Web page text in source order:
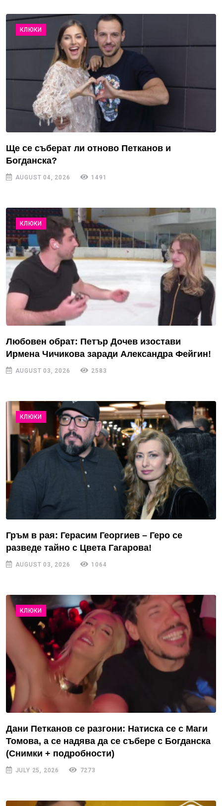
КЛЮКИ
Ще се съберат ли отново Петканов и
Богданска?
AUGUST 04, 2026 1491
КЛЮКИ
Любовен обрат: Петър Дочев изостави
Ирмена Чичикова заради Александра Фейгин!
AUGUST 03, 2026 2583
КЛЮКИ
Гръм в рая: Герасим Георгиев – Геро се
разведе тайно с Цвета Гагарова!
AUGUST 03, 2026 1064
КЛЮКИ
Дани Петканов се разгони: Натиска се с Маги
Томова, а се надява да се събере с Богданска
(Снимки + подробности)
JULY 25, 2026 7273